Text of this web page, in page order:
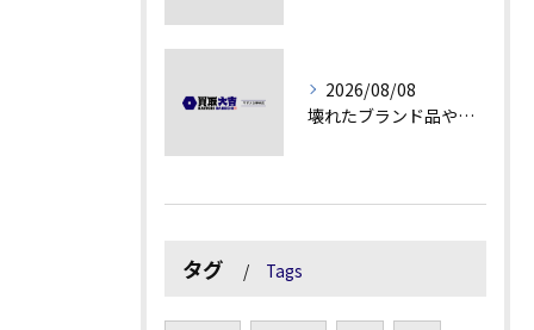
2026/08/08
壊れたブランド品や汚れアクセサリーの買取価値解説
タグ Tags